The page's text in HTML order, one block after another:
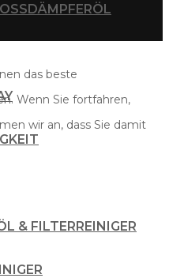
& FILTERREINIGER
das beste
Wenn Sie fortfahren,
wir an, dass Sie damit